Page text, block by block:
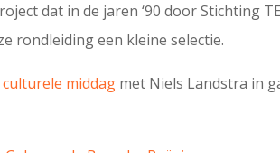
dat in de jaren ‘90 door Stichting
rondleiding een kleine selectie.
culturele middag met Niels Landstra in